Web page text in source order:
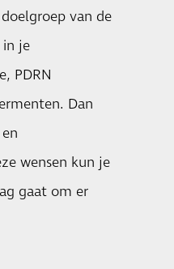
van de
je
PDRN
Dan
wensen kun je
gaat om er